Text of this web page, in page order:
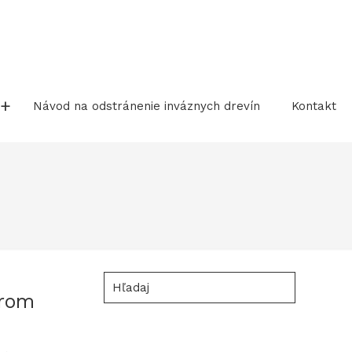
Návod na odstránenie inváznych drevín Kontakt
Hľadaj